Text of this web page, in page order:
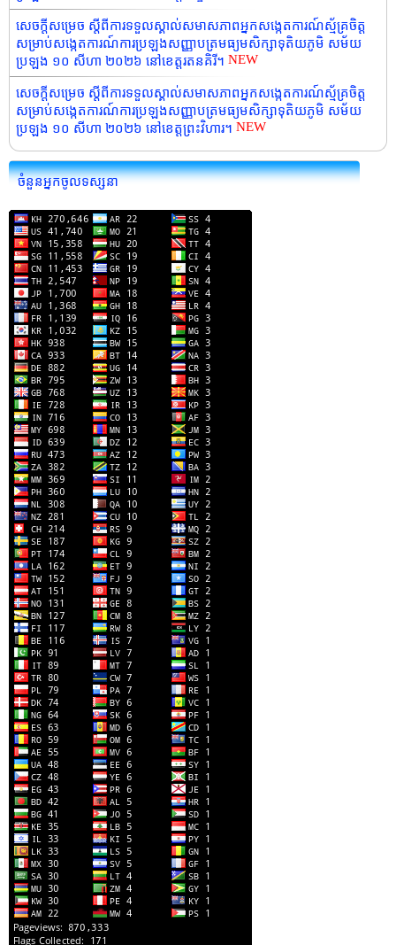
សេចក្តីសម្រេច ស្តីពីការទទួលស្គាល់សមាសភាពអ្នកសង្កេតការណ៍ស្ម័គ្រចិត្ត
សម្រាប់សង្កេតការណ៍ការប្រឡងសញ្ញាបត្រមធ្យមសិក្សាទុតិយភូមិ សម័យ
ប្រឡង ១០ សីហា ២០២៦ នៅខេត្តរតនគិរី។ NEW
សេចក្តីសម្រេច ស្តីពីការទទួលស្គាល់សមាសភាពអ្នកសង្កេតការណ៍ស្ម័គ្រចិត្ត
សម្រាប់សង្កេតការណ៍ការប្រឡងសញ្ញាបត្រមធ្យមសិក្សាទុតិយភូមិ សម័យ
ប្រឡង ១០ សីហា ២០២៦ នៅខេត្តព្រះវិហារ។ NEW
ចំនួនអ្នកចូលទស្សនា